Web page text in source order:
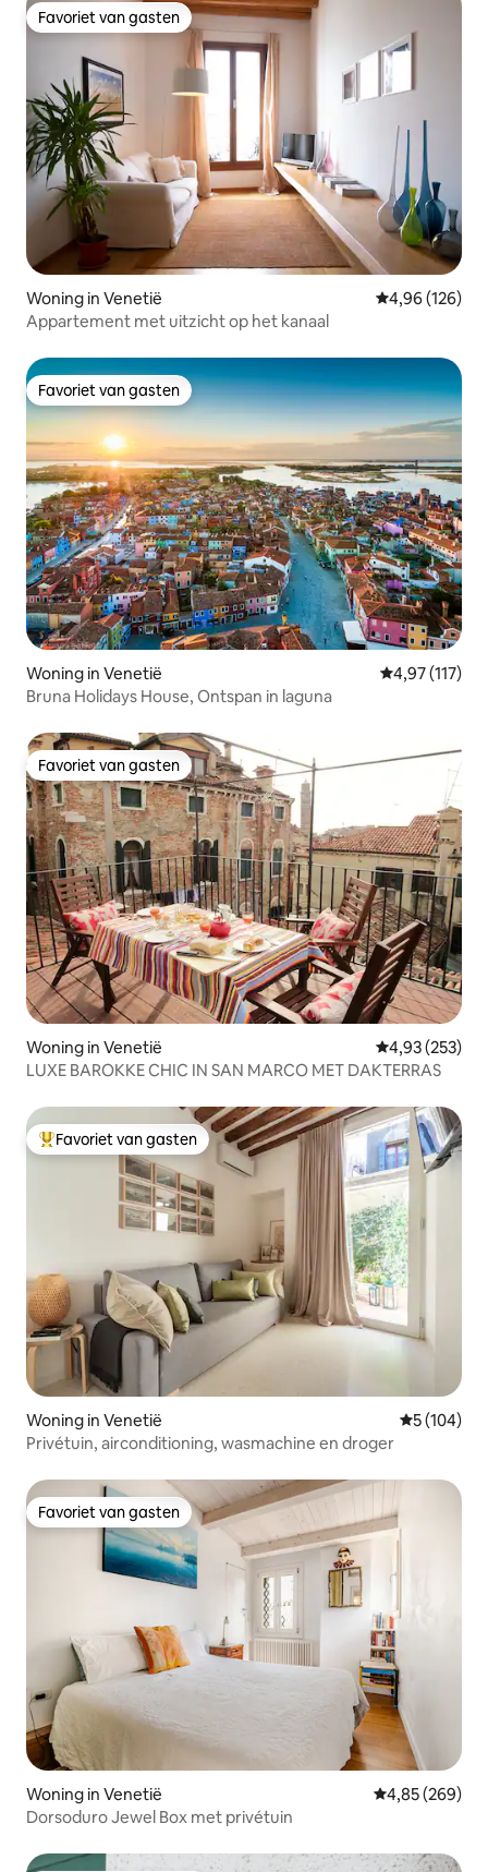
Favoriet van gasten
Favoriet van gasten
Woning in Venetië Gemiddelde
4,96 (126)
Appartement met uitzicht op het kanaal
Favoriet van gasten
Favoriet van gasten
Woning in Venetië Gemiddelde
4,97 (117)
Bruna Holidays House, Ontspan in laguna
Favoriet van gasten
Favoriet van gasten
Woning in Venetië Gemiddelde
4,93 (253)
LUXE BAROKKE CHIC IN SAN MARCO MET DAKTERRAS
Topfavoriet van gasten
Favoriet van gasten
Woning in Venetië
5 (104)
Privétuin, airconditioning, wasmachine en droger
Favoriet van gasten
Favoriet van gasten
Woning in Venetië Gemiddelde
4,85 (269)
Dorsoduro Jewel Box met privétuin